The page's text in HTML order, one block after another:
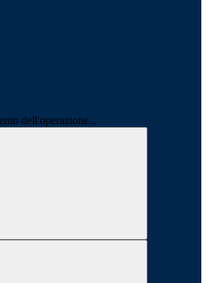
dell'operazione...